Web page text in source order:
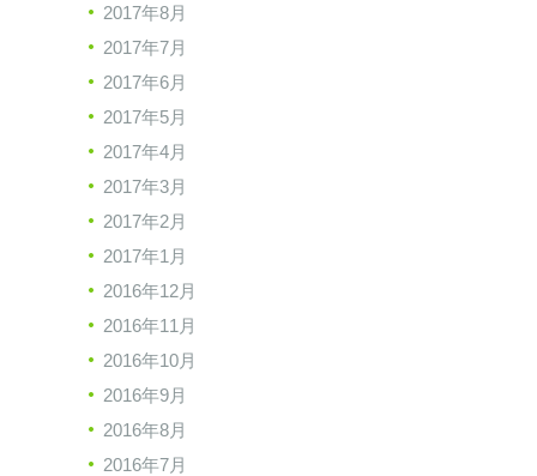
2017年8月
2017年7月
2017年6月
2017年5月
2017年4月
2017年3月
2017年2月
2017年1月
2016年12月
2016年11月
2016年10月
2016年9月
2016年8月
2016年7月